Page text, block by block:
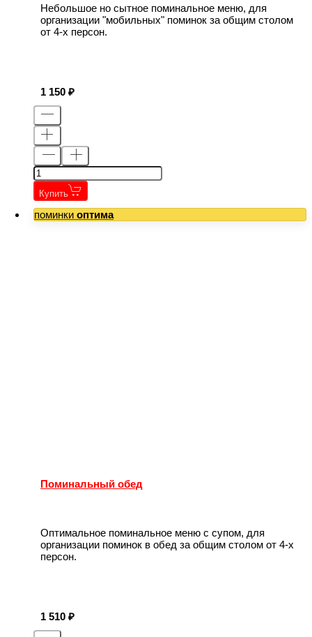
Небольшое но сытное поминальное меню, для
организации "мобильных" поминок за общим столом
от 4-х персон.
1 150
Купить
поминки оптима
Поминальный обед
Оптимальное поминальное меню с супом, для
организации поминок в обед за общим столом от 4-х
персон.
1 510